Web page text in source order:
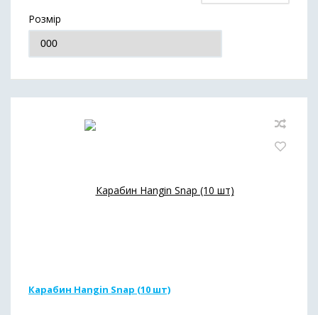
Розмір
Карабин Hangin Snap (10 шт)